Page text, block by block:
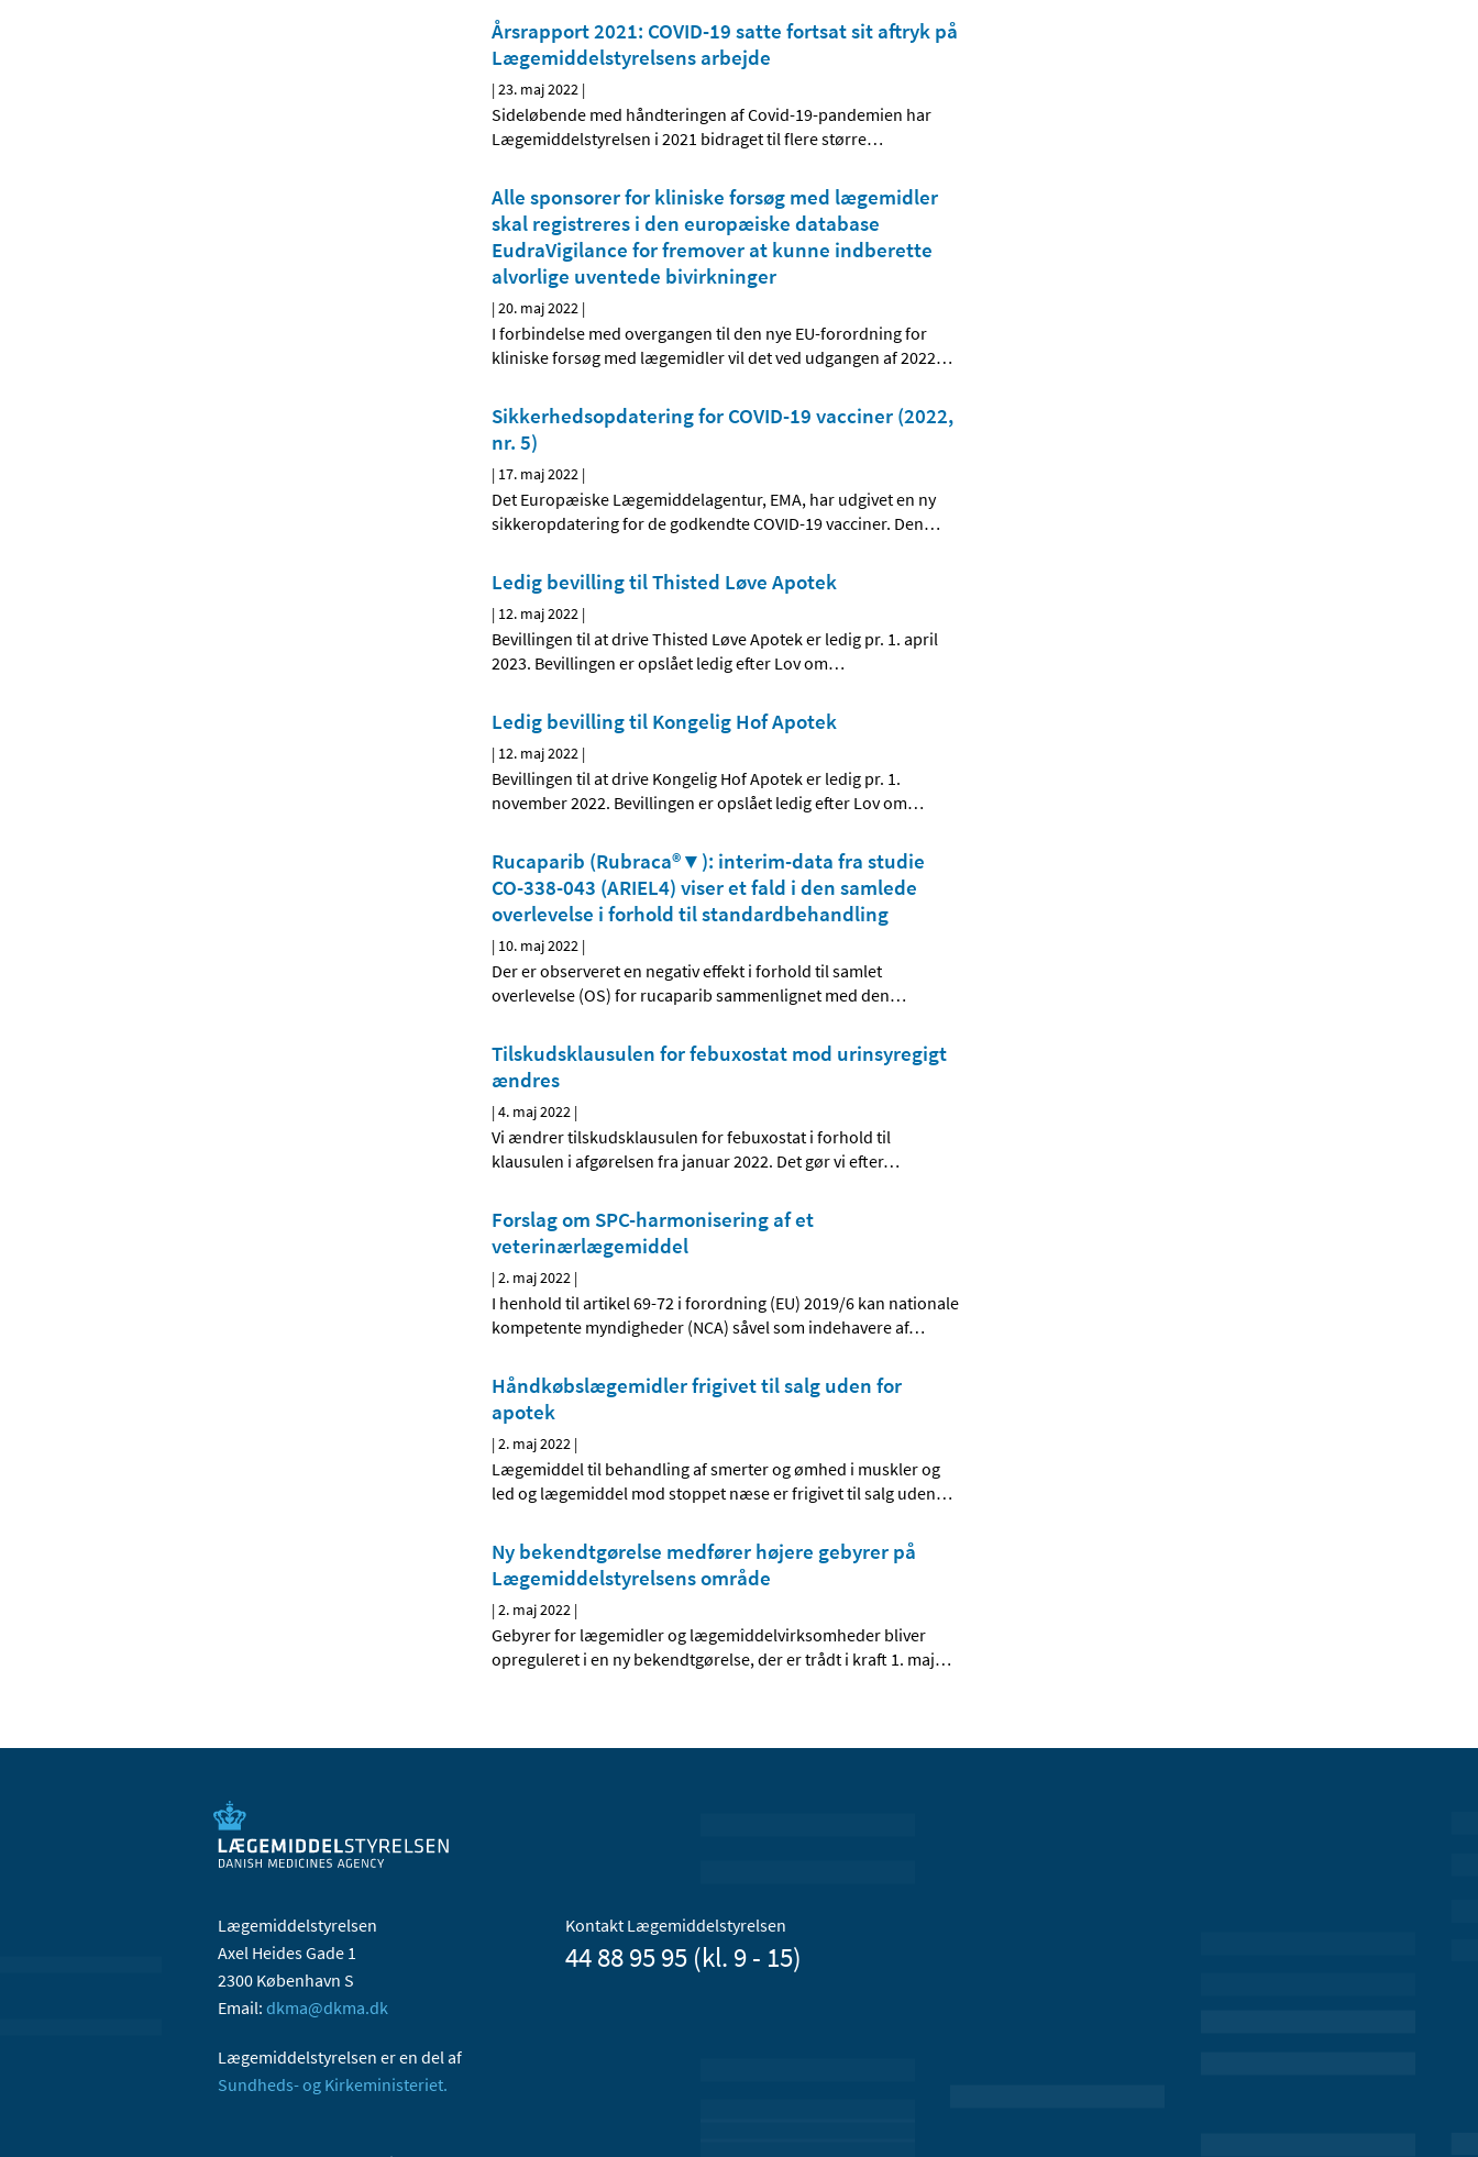
Årsrapport 2021: COVID-19 satte fortsat sit aftryk på
Lægemiddelstyrelsens arbejde
|23. maj 2022 |
Sideløbende med håndteringen af Covid-19-pandemien har
Lægemiddelstyrelsen i 2021 bidraget til flere større…
Alle sponsorer for kliniske forsøg med lægemidler
skal registreres i den europæiske database
EudraVigilance for fremover at kunne indberette
alvorlige uventede bivirkninger
|20. maj 2022 |
I forbindelse med overgangen til den nye EU-forordning for
kliniske forsøg med lægemidler vil det ved udgangen af 2022…
Sikkerhedsopdatering for COVID-19 vacciner (2022,
nr. 5)
| 17. maj 2022 |
Det Europæiske Lægemiddelagentur, EMA, har udgivet en ny
sikkeropdatering for de godkendte COVID-19 vacciner. Den…
Ledig bevilling til Thisted Løve Apotek
| 12. maj 2022 |
Bevillingen til at drive Thisted Løve Apotek er ledig pr. 1. april
2023. Bevillingen er opslået ledig efter Lov om…
Ledig bevilling til Kongelig Hof Apotek
| 12. maj 2022 |
Bevillingen til at drive Kongelig Hof Apotek er ledig pr. 1.
november 2022. Bevillingen er opslået ledig efter Lov om…
Rucaparib (Rubraca®▼): interim-data fra studie
CO-338-043 (ARIEL4) viser et fald i den samlede
overlevelse i forhold til standardbehandling
| 10. maj 2022 |
Der er observeret en negativ effekt i forhold til samlet
overlevelse (OS) for rucaparib sammenlignet med den…
Tilskudsklausulen for febuxostat mod urinsyregigt
ændres
|4. maj 2022 |
Vi ændrer tilskudsklausulen for febuxostat i forhold til
klausulen i afgørelsen fra januar 2022. Det gør vi efter…
Forslag om SPC-harmonisering af et
veterinærlægemiddel
|2. maj 2022 |
I henhold til artikel 69-72 i forordning (EU) 2019/6 kan nationale
kompetente myndigheder (NCA) såvel som indehavere af…
Håndkøbslægemidler frigivet til salg uden for
apotek
|2. maj 2022 |
Lægemiddel til behandling af smerter og ømhed i muskler og
led og lægemiddel mod stoppet næse er frigivet til salg uden…
Ny bekendtgørelse medfører højere gebyrer på
Lægemiddelstyrelsens område
|2. maj 2022 |
Gebyrer for lægemidler og lægemiddelvirksomheder bliver
opreguleret i en ny bekendtgørelse, der er trådt i kraft 1. maj…
Lægemiddelstyrelsen
Axel Heides Gade 1
2300 København S
Email: dkma@dkma.dk
Lægemiddelstyrelsen er en del af
Sundheds- og Kirkeministeriet.
Kontakt Lægemiddelstyrelsen
44 88 95 95 (kl. 9 - 15)